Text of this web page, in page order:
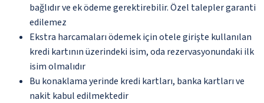
bağlıdır ve ek ödeme gerektirebilir. Özel talepler garanti
edilemez
Ekstra harcamaları ödemek için otele girişte kullanılan
kredi kartının üzerindeki isim, oda rezervasyonundaki ilk
isim olmalıdır
Bu konaklama yerinde kredi kartları, banka kartları ve
nakit kabul edilmektedir